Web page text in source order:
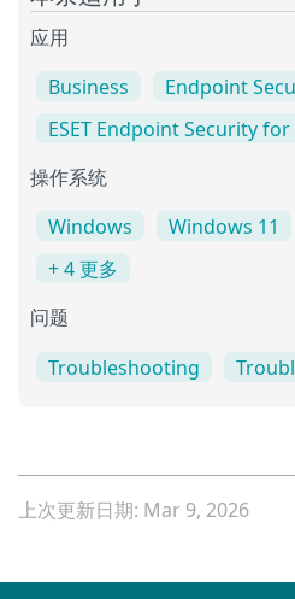
应用
Business
Endpoint
ESET Endpoint Security
操作系统
Windows Windows 11
+ 4 更多
问题
Troubleshooting
上次更新日期: Mar 9, 2026